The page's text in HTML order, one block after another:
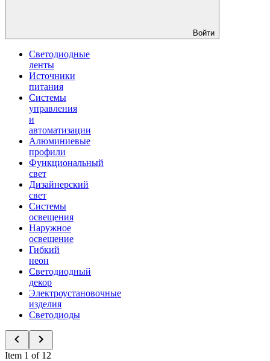
Войти
Светодиодные
ленты
Источники
питания
Системы
управления
и
автоматизации
Алюминиевые
профили
Функциональный
свет
Дизайнерский
свет
Системы
освещения
Наружное
освещение
Гибкий
неон
Светодиодный
декор
Электроустановочные
изделия
Светодиоды
Item 1 of 12